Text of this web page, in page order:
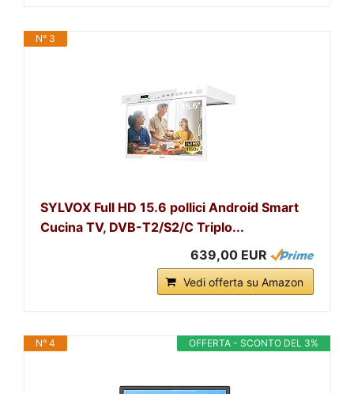
N° 3
SYLVOX Full HD 15.6 pollici Android Smart
Cucina TV, DVB-T2/S2/C Triplo...
639,00 EUR
Vedi offerta su Amazon
OFFERTA - SCONTO DEL 3%
N° 4